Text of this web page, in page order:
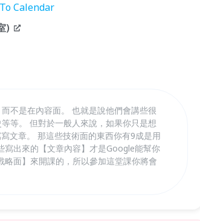
Calendar
)
不是在內容面。 也就是說他們會講些很
等。 但對於一般人來說，如果你只是想
文章。 那這些技術面的東西你有9成是用
出來的【文章內容】才是Google能幫你
面】來開課的，所以參加這堂課你將會